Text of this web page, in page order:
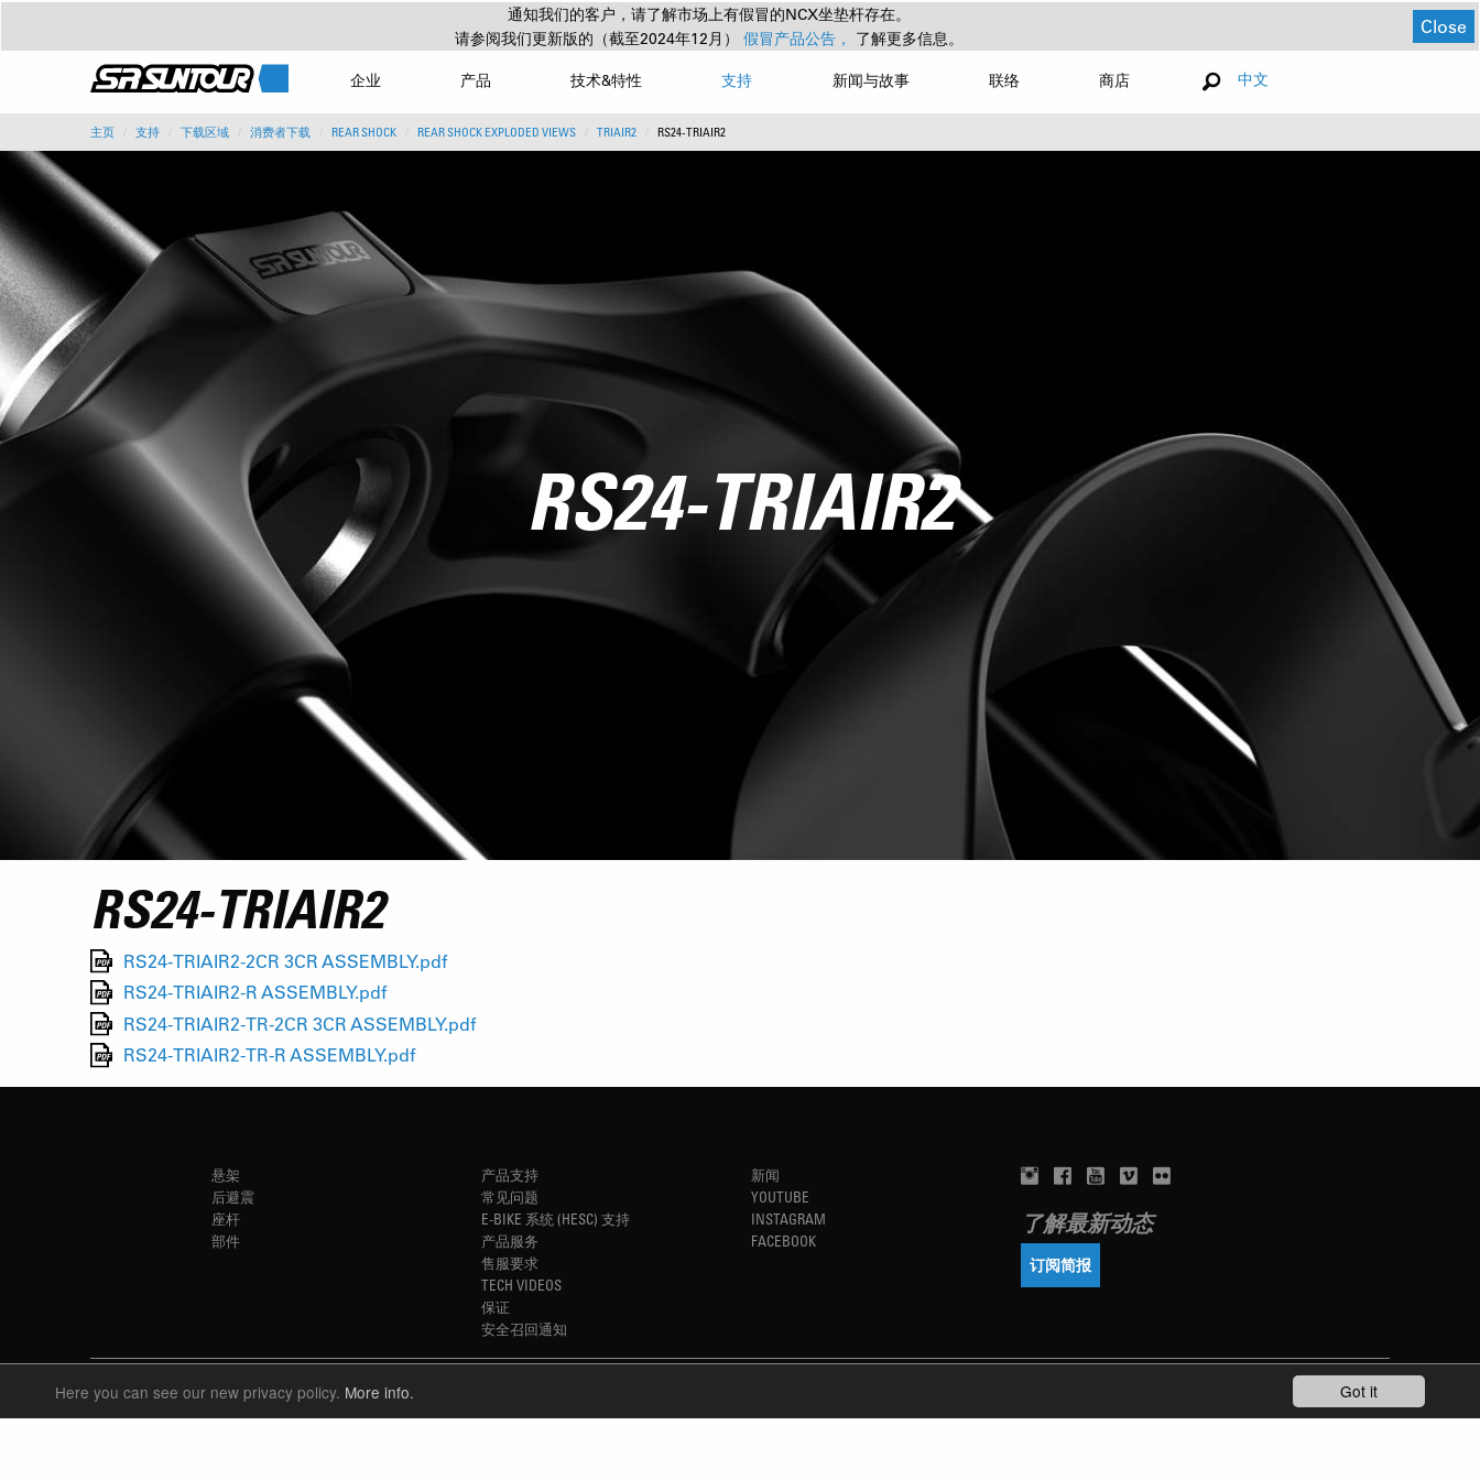
Got it
Here you can see our new privacy policy. More info.
通知我们的客户，请了解市场上有假冒的NCX坐垫杆存在。
请参阅我们更新版的（截至2024年12月） 假冒产品公告， 了解更多信息。
Close
企业 产品 技术&特性 支持 新闻与故事 联络 商店 中文
主页 支持 下载区域 消费者下载 REAR SHOCK REAR SHOCK EXPLODED VIEWS TRIAIR2 RS24-TRIAIR2
RS24-TRIAIR2
RS24-TRIAIR2
RS24-TRIAIR2-2CR 3CR ASSEMBLY.pdf
RS24-TRIAIR2-R ASSEMBLY.pdf
RS24-TRIAIR2-TR-2CR 3CR ASSEMBLY.pdf
RS24-TRIAIR2-TR-R ASSEMBLY.pdf
悬架
后避震
座杆
部件
产品支持
常见问题
E-BIKE 系统 (HESC) 支持
产品服务
售服要求
TECH VIDEOS
保证
安全召回通知
新闻
YOUTUBE
INSTAGRAM
FACEBOOK
了解最新动态
订阅简报